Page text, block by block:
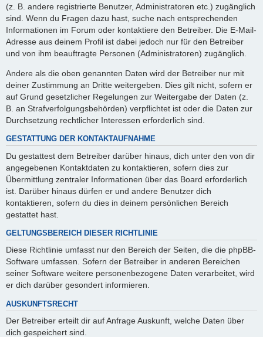
(z. B. andere registrierte Benutzer, Administratoren etc.) zugänglich
sind. Wenn du Fragen dazu hast, suche nach entsprechenden
Informationen im Forum oder kontaktiere den Betreiber. Die E-Mail-
Adresse aus deinem Profil ist dabei jedoch nur für den Betreiber
und von ihm beauftragte Personen (Administratoren) zugänglich.
Andere als die oben genannten Daten wird der Betreiber nur mit
deiner Zustimmung an Dritte weitergeben. Dies gilt nicht, sofern er
auf Grund gesetzlicher Regelungen zur Weitergabe der Daten (z.
B. an Strafverfolgungsbehörden) verpflichtet ist oder die Daten zur
Durchsetzung rechtlicher Interessen erforderlich sind.
GESTATTUNG DER KONTAKTAUFNAHME
Du gestattest dem Betreiber darüber hinaus, dich unter den von dir
angegebenen Kontaktdaten zu kontaktieren, sofern dies zur
Übermittlung zentraler Informationen über das Board erforderlich
ist. Darüber hinaus dürfen er und andere Benutzer dich
kontaktieren, sofern du dies in deinem persönlichen Bereich
gestattet hast.
GELTUNGSBEREICH DIESER RICHTLINIE
Diese Richtlinie umfasst nur den Bereich der Seiten, die die phpBB-
Software umfassen. Sofern der Betreiber in anderen Bereichen
seiner Software weitere personenbezogene Daten verarbeitet, wird
er dich darüber gesondert informieren.
AUSKUNFTSRECHT
Der Betreiber erteilt dir auf Anfrage Auskunft, welche Daten über
dich gespeichert sind.